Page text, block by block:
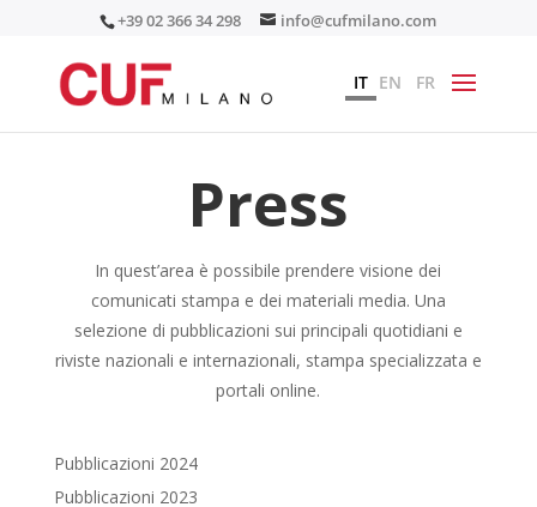
+39 02 366 34 298 info@cufmilano.com
IT EN FR
Press
In quest’area è possibile prendere visione dei
comunicati stampa e dei materiali media. Una
selezione di pubblicazioni sui principali quotidiani e
riviste nazionali e internazionali, stampa specializzata e
portali online.
Pubblicazioni 2024
Pubblicazioni 2023